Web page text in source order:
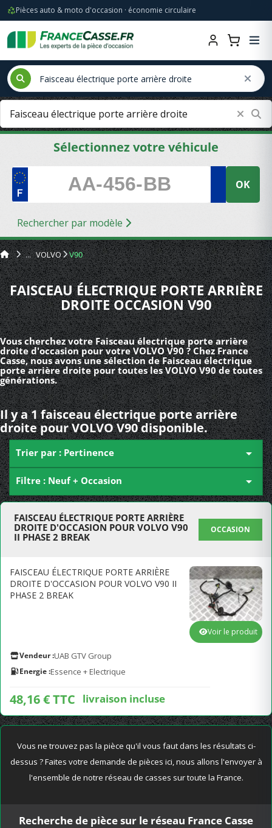
Pièces auto & moto d'occasion · économie circulaire
Sélectionnez votre véhicule
OK
Rechercher par modèle
VOLVO V90
FAISCEAU ÉLECTRIQUE PORTE ARRIÈRE
DROITE OCCASION V90
Vous cherchez votre Faisceau électrique porte arrière
droite d'occasion pour votre VOLVO V90 ? Chez France
Casse, nous avons une sélection de Faisceau électrique
porte arrière droite pour toutes les VOLVO V90 de toutes
générations.
Il y a 1 faisceau électrique porte arrière
droite pour VOLVO V90 disponible.
Trier par : Pertinence 
Filtre : Neuf + Occasion 
FAISCEAU ÉLECTRIQUE PORTE ARRIÈRE
DROITE D'OCCASION POUR VOLVO V90
II PHASE 2 BREAK
OCCASION
FAISCEAU ÉLECTRIQUE PORTE ARRIÈRE
DROITE D'OCCASION POUR VOLVO V90 II
PHASE 2 BREAK
Vendeur :UAB GTV Group
Energie :Essence + Electrique
48,16 € TTC livraison incluse
Voir le produit
Vous ne trouvez pas la pièce qu'il vous faut dans les résultats ci-
dessus ? Faites votre demande de pièces ici, nous allons l'envoyer à
l'ensemble de notre réseau de casses sur toute la France.
Recherche de pièce sur le réseau France Casse